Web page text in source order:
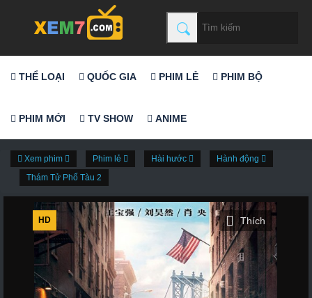
THỂ LOẠI QUỐC GIA PHIM LẺ PHIM BỘ
PHIM MỚI TV SHOW ANIME
Xem phim Phim lẻ Hài hước
Hành động
Thám Tử Phố Tàu 2
HD